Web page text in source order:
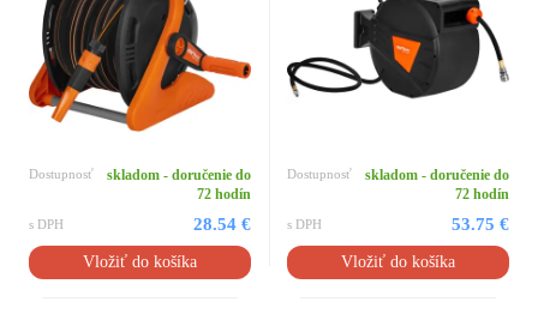
Dostupnosť
skladom - doručenie do
72 hodín
s DPH 28.54 €
Vložiť do košíka
Dostupnosť
skladom - doručenie do
72 hodín
s DPH 53.75 €
Vložiť do košíka